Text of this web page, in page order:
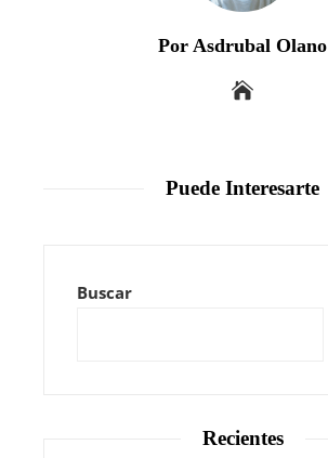
Por Asdrubal Olano
Puede Interesarte
Buscar
Recientes